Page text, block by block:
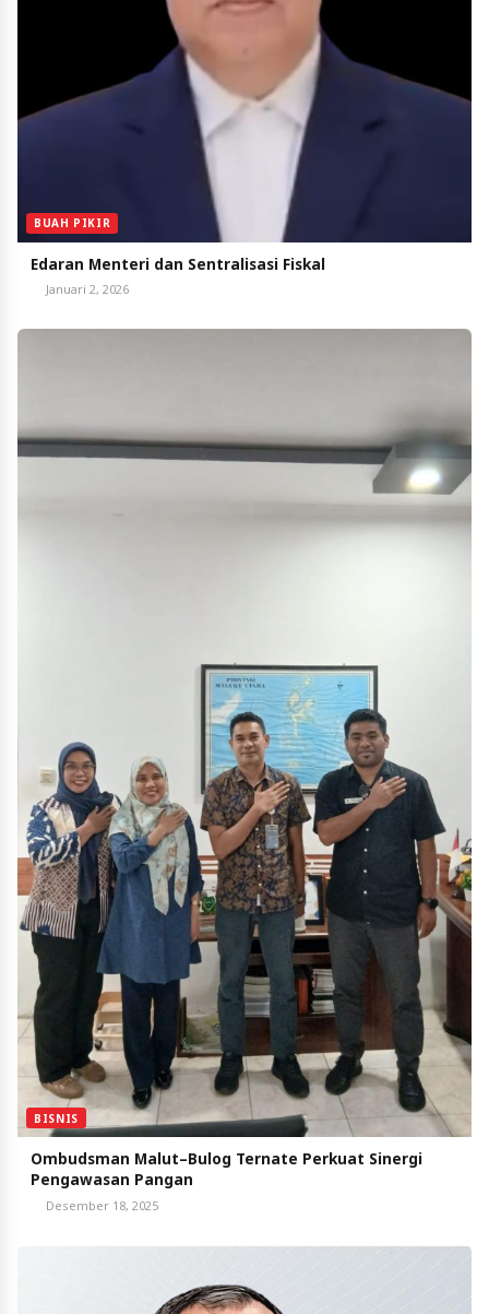
BUAH PIKIR
Edaran Menteri dan Sentralisasi Fiskal
Januari 2, 2026
BISNIS
Ombudsman Malut–Bulog Ternate Perkuat Sinergi
Pengawasan Pangan
Desember 18, 2025